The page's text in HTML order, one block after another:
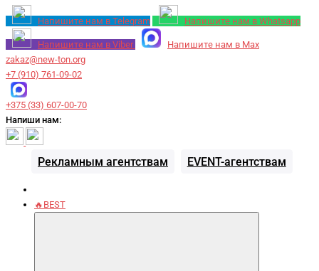
Напишите нам в Telegram Напишите нам в Whatsapp
Напишите нам в Viber
Напишите нам в Max
zakaz@new-ton.org
+7 (910) 761-09-02
+375 (33) 607-00-70
Напиши нам:
Рекламным агентствам EVENT-агентствам
🔥BEST